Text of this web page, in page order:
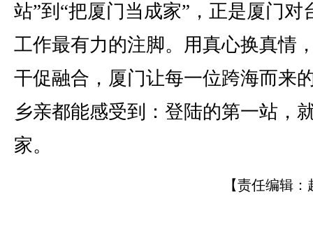
站”到“把厦门当成家”，正是厦门对
工作最有力的注脚。用真心换真情
干促融合，厦门让每一位跨海而来
乡亲都能感受到：登陆的第一站，
家。
【责任编辑：